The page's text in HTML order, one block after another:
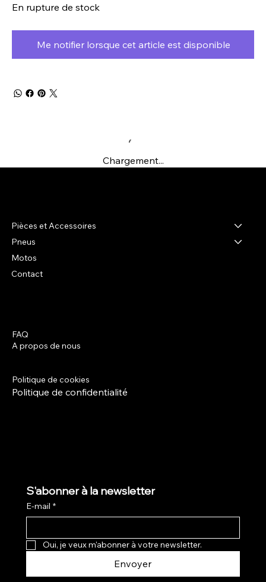
En rupture de stock
Me notifier lorsque cet article est disponible
Chargement...
Pièces et Accessoires
Pneus
Motos
Contact
FAQ
A propos de nous
Politique de cookies
Politique de confidentialité
S'abonner à la newsletter
E-mail *
Oui, je veux m'abonner à votre newsletter.
Envoyer